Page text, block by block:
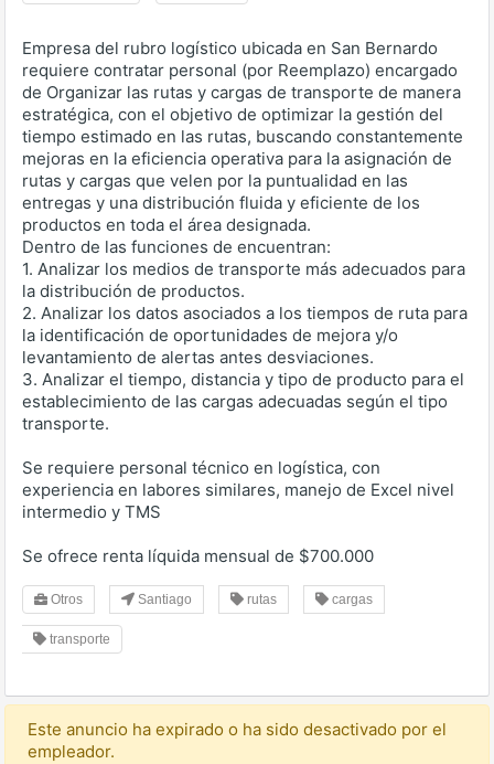
Empresa del rubro logístico ubicada en San Bernardo
requiere contratar personal (por Reemplazo) encargado
de Organizar las rutas y cargas de transporte de manera
estratégica, con el objetivo de optimizar la gestión del
tiempo estimado en las rutas, buscando constantemente
mejoras en la eficiencia operativa para la asignación de
rutas y cargas que velen por la puntualidad en las
entregas y una distribución fluida y eficiente de los
productos en toda el área designada.
Dentro de las funciones de encuentran:
1. Analizar los medios de transporte más adecuados para
la distribución de productos.
2. Analizar los datos asociados a los tiempos de ruta para
la identificación de oportunidades de mejora y/o
levantamiento de alertas antes desviaciones.
3. Analizar el tiempo, distancia y tipo de producto para el
establecimiento de las cargas adecuadas según el tipo
transporte.
Se requiere personal técnico en logística, con
experiencia en labores similares, manejo de Excel nivel
intermedio y TMS
Se ofrece renta líquida mensual de $700.000
Otros Santiago rutas cargas
transporte
Este anuncio ha expirado o ha sido desactivado por el
empleador.